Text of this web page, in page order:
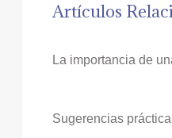
Artículos
La importancia de
Sugerencias